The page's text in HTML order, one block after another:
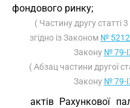
фондового ринку;
( Частину другу
згідно із Законом №
Закону № 79-
( Абзац частини другої
Закону № 79-
актів Рахункової